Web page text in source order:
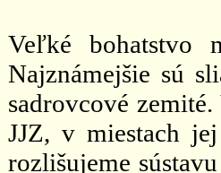
Veľké bohatstvo
Najznámejšie sú
sadrovcové
JJZ, v miestach
rozlišujeme